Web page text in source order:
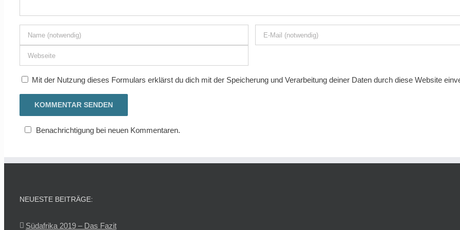
Mit der Nutzung dieses Formulars erklärst du dich mit der Speicherung und Verarbeitung deiner Daten durch diese Website
Benachrichtigung bei neuen Kommentaren.
NEUESTE BEITRÄGE:
Südafrika 2019 – Das Fazit